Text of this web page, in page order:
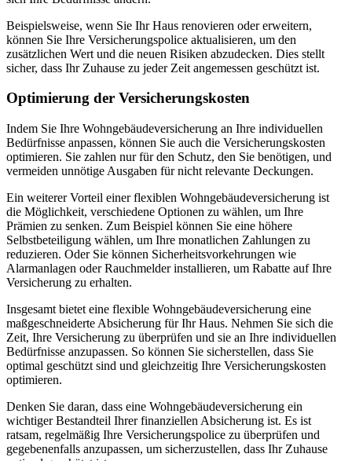
Beispielsweise, wenn Sie Ihr Haus renovieren oder erweitern,
können Sie Ihre Versicherungspolice aktualisieren, um den
zusätzlichen Wert und die neuen Risiken abzudecken. Dies stellt
sicher, dass Ihr Zuhause zu jeder Zeit angemessen geschützt ist.
Optimierung der Versicherungskosten
Indem Sie Ihre Wohngebäudeversicherung an Ihre individuellen
Bedürfnisse anpassen, können Sie auch die Versicherungskosten
optimieren. Sie zahlen nur für den Schutz, den Sie benötigen, und
vermeiden unnötige Ausgaben für nicht relevante Deckungen.
Ein weiterer Vorteil einer flexiblen Wohngebäudeversicherung ist
die Möglichkeit, verschiedene Optionen zu wählen, um Ihre
Prämien zu senken. Zum Beispiel können Sie eine höhere
Selbstbeteiligung wählen, um Ihre monatlichen Zahlungen zu
reduzieren. Oder Sie können Sicherheitsvorkehrungen wie
Alarmanlagen oder Rauchmelder installieren, um Rabatte auf Ihre
Versicherung zu erhalten.
Insgesamt bietet eine flexible Wohngebäudeversicherung eine
maßgeschneiderte Absicherung für Ihr Haus. Nehmen Sie sich die
Zeit, Ihre Versicherung zu überprüfen und sie an Ihre individuellen
Bedürfnisse anzupassen. So können Sie sicherstellen, dass Sie
optimal geschützt sind und gleichzeitig Ihre Versicherungskosten
optimieren.
Denken Sie daran, dass eine Wohngebäudeversicherung ein
wichtiger Bestandteil Ihrer finanziellen Absicherung ist. Es ist
ratsam, regelmäßig Ihre Versicherungspolice zu überprüfen und
gegebenenfalls anzupassen, um sicherzustellen, dass Ihr Zuhause